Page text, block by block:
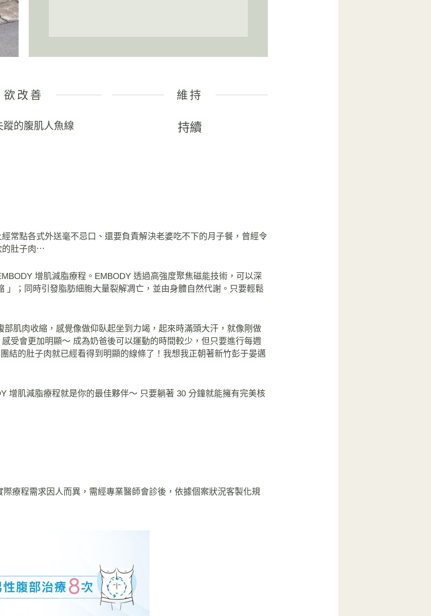
欲改善
蹤的腹肌人魚線
維持
持續
常點各式外送毫不忌口、還要負責解決老婆吃不下的月子餐，曾經令
的肚子肉⋯
增肌減脂療程。EMBODY 透過高強度聚焦磁能技術，可以深
」；同時引發脂肪細胞大量裂解凋亡，並由身體自然代謝。只要輕鬆
肌肉收縮，感覺像做仰臥起坐到力竭，起來時滿頭大汗，就像剛做
受會更加明顯～ 成為奶爸後可以運動的時間較少，但只要進行每週
結的肚子肉就已經看得到明顯的線條了！我想我正朝著新竹彭于晏邁
增肌減脂療程就是你的最佳夥伴～ 只要躺著 30 分鐘就能擁有完美核
療程需求因人而異，需經專業醫師會診後，依據個案狀況客製化規